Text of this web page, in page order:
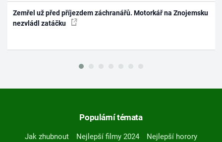
Zemřel už před příjezdem záchranářů. Motorkář na Znojemsku
nezvládl zatáčku
Populární témata
Jak zhubnout Nejlepší filmy 2024
Nejlepší horory